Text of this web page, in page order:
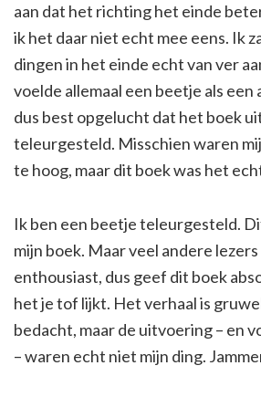
aan dat het richting het einde
ik het daar niet echt mee eens. Ik
dingen in het einde echt van ver
voelde allemaal een beetje als een
dus best opgelucht dat het boek
teleurgesteld. Misschien waren
te hoog, maar dit boek was het
Ik ben een beetje teleurgesteld.
mijn boek. Maar veel andere
enthousiast, dus geef dit boek
het je tof lijkt. Het verhaal is
bedacht, maar de uitvoering – en
– waren echt niet mijn ding.